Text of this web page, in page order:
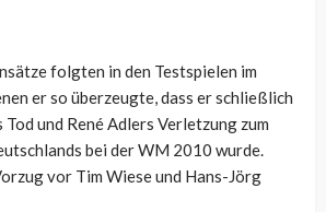
folgten in den Testspielen im
er so überzeugte, dass er schließlich
Tod und René Adlers Verletzung zum
bei der WM 2010 wurde.
vor Tim Wiese und Hans-Jörg